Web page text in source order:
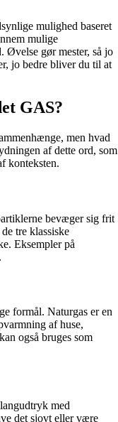
mulighed baseret
mulige
Øvelse gør mester, så jo
jo bedre bliver du til at
GAS?
men hvad
af dette ord, som
konteksten.
bevæger sig frit
tre klassiske
Eksempler på
formål. Naturgas er en
af huse,
også bruges som
med
det sjovt eller være